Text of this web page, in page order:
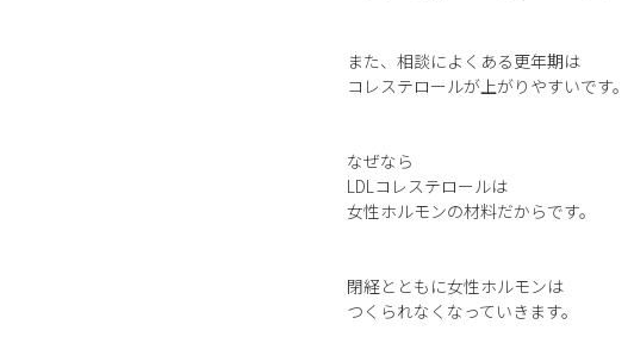
また、相談によくある更年期は
コレステロールが上がりやすいです。
なぜなら
LDLコレステロールは
女性ホルモンの材料だからです。
閉経とともに女性ホルモンは
つくられなくなっていきます。